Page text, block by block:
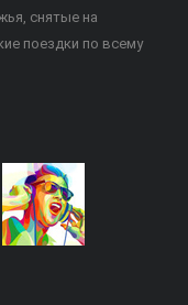
снятые на
поездки по всему